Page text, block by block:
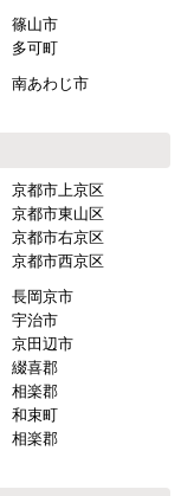
篠山市
多可町
南あわじ市
京都市上京区
京都市東山区
京都市右京区
京都市西京区
長岡京市
宇治市
京田辺市
綴喜郡
相楽郡
和束町
相楽郡